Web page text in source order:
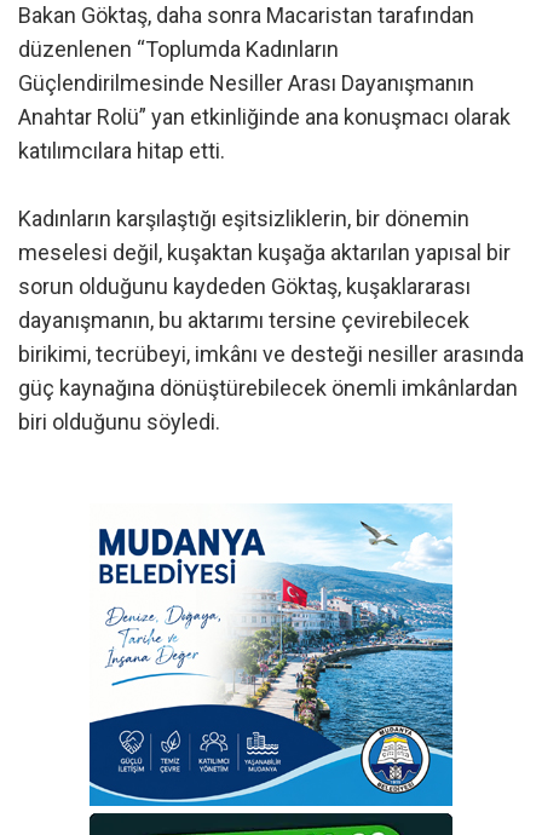
Bakan Göktaş, daha sonra Macaristan tarafından
düzenlenen “Toplumda Kadınların
Güçlendirilmesinde Nesiller Arası Dayanışmanın
Anahtar Rolü” yan etkinliğinde ana konuşmacı olarak
katılımcılara hitap etti.
Kadınların karşılaştığı eşitsizliklerin, bir dönemin
meselesi değil, kuşaktan kuşağa aktarılan yapısal bir
sorun olduğunu kaydeden Göktaş, kuşaklararası
dayanışmanın, bu aktarımı tersine çevirebilecek
birikimi, tecrübeyi, imkânı ve desteği nesiller arasında
güç kaynağına dönüştürebilecek önemli imkânlardan
biri olduğunu söyledi.